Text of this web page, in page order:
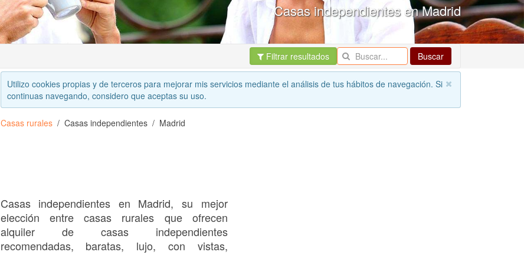
Casas independientes en Madrid
Filtrar resultados Buscar
Utilizo cookies propias y de terceros para mejorar mis servicios mediante el análisis de tus hábitos de navegación. Si
continuas navegando, considero que aceptas su uso.
Casas rurales Casas independientes Madrid
Casas independientes en Madrid, su mejor
elección entre casas rurales que ofrecen
alquiler de casas independientes
recomendadas, baratas, lujo, con vistas,